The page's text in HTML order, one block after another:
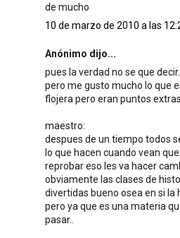
de mucho
10 de marzo de 2010 a las
Anónimo dijo...
pues la verdad no se que decir..
pero me gusto mucho lo que
flojera pero eran puntos extras
maestro:
despues de un tiempo todos
lo que hacen cuando vean
reprobar eso les va hacer
obviamente las clases de
divertidas bueno osea en si la
pero ya que es una materia
pasar..